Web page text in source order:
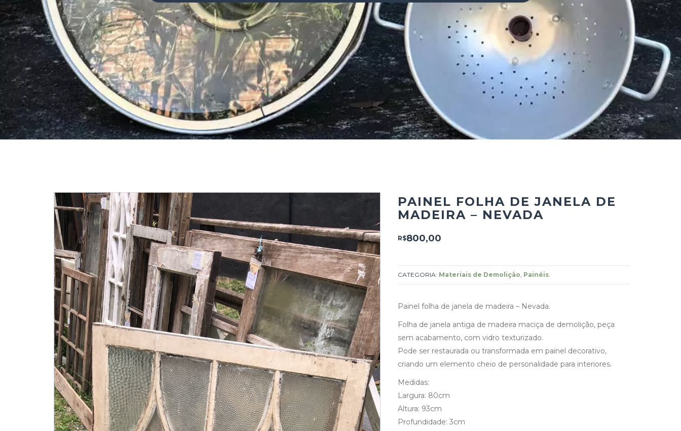
PAINEL FOLHA DE JANELA DE
MADEIRA – NEVADA
R$800,00
CATEGORIA: Materiais de Demolição, Painéis.
Painel folha de janela de madeira – Nevada.
Folha de janela antiga de madeira maciça de demolição, peça
sem acabamento, com vidro texturizado.
Pode ser restaurada ou transformada em painel decorativo,
criando um elemento cheio de personalidade para interiores.
Medidas:
Largura: 80cm
Altura: 93cm
Profundidade: 3cm